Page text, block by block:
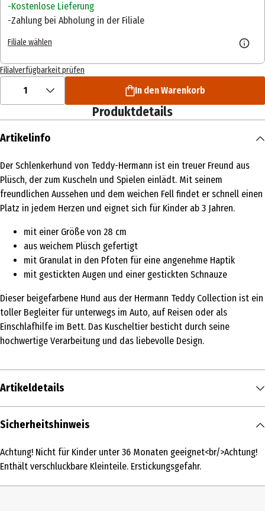
Kostenlose Lieferung
Zahlung bei Abholung in der Filiale
Filiale wählen
Filialverfügbarkeit prüfen
1 In den Warenkorb
Produktdetails
Artikelinfo
Der Schlenkerhund von Teddy-Hermann ist ein treuer Freund aus
Plüsch, der zum Kuscheln und Spielen einlädt. Mit seinem
freundlichen Aussehen und dem weichen Fell findet er schnell einen
Platz in jedem Herzen und eignet sich für Kinder ab 3 Jahren.
mit einer Größe von 28 cm
aus weichem Plüsch gefertigt
mit Granulat in den Pfoten für eine angenehme Haptik
mit gestickten Augen und einer gestickten Schnauze
Dieser beigefarbene Hund aus der Hermann Teddy Collection ist ein
toller Begleiter für unterwegs im Auto, auf Reisen oder als
Einschlafhilfe im Bett. Das Kuscheltier besticht durch seine
hochwertige Verarbeitung und das liebevolle Design.
Artikeldetails
Inhalt
Produkttyp
Sicherheitshinweis
Achtung! Nicht für Kinder unter 36 Monaten geeignet<br/>Achtung!
Enthält verschluckbare Kleinteile. Erstickungsgefahr.